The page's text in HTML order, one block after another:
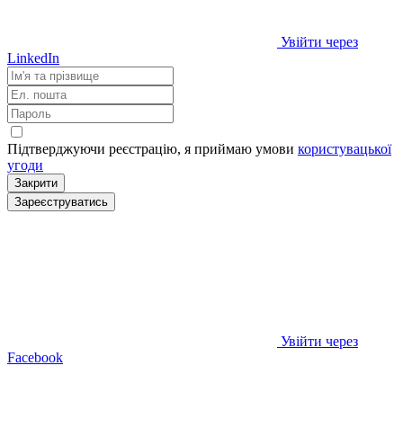
Увійти через
LinkedIn
Підтверджуючи реєстрацію, я приймаю умови користувацької
угоди
Закрити
Зареєструватись
Увійти через
Facebook